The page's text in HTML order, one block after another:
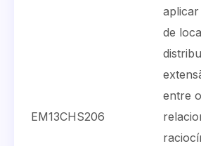
EM13CHS206
de
entre